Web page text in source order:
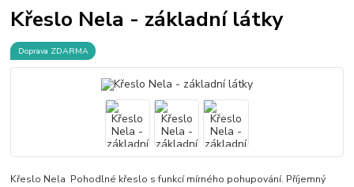
Křeslo Nela - základní látky
Doprava ZDARMA
Křeslo Nela Pohodlné křeslo s funkcí mírného pohupování. Příjemný